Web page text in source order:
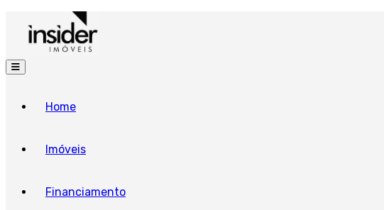
Home
Imóveis
Financiamento